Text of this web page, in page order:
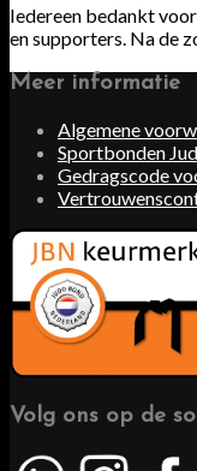
Iedereen bedankt
en supporters. Na de
Meer informatie
Algemene
Sportbonden
Gedragscode
Volg ons op de